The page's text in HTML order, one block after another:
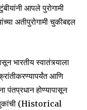
आपले पुरोगामी
अतीपुरोगामी चुकीबद्दल
भारतीय स्वातंत्र्याला
आणि
पंतप्रधान होण्यापासून
(Historical